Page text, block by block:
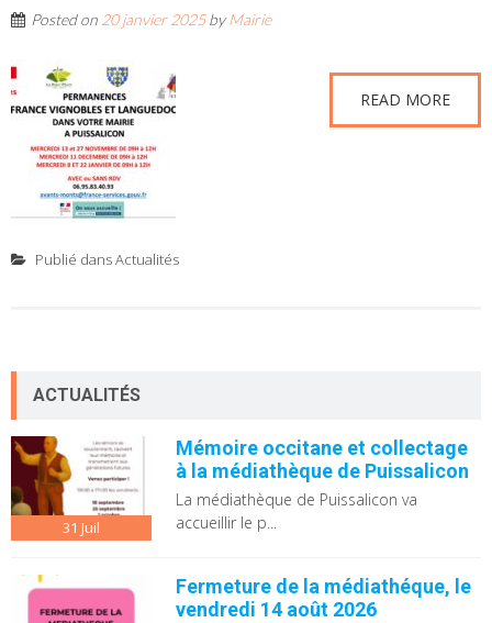
Posted on 20 janvier 2025byMairie
READ MORE
Publié dansActualités
ACTUALITÉS
31 Juil
Mémoire occitane et collectage
à la médiathèque de Puissalicon
La médiathèque de Puissalicon va
accueillir le p...
Fermeture de la médiathéque, le
vendredi 14 août 2026